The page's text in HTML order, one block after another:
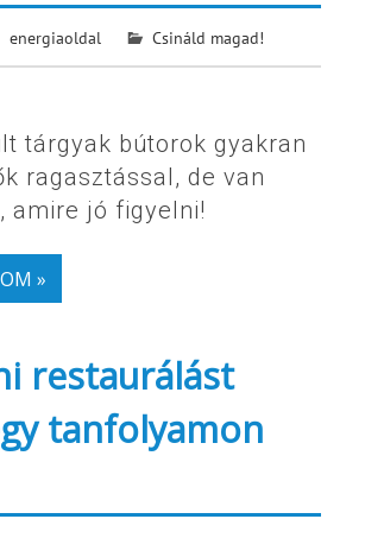
energiaoldal Csináld magad!
tárgyak bútorok gyakran
ragasztással, de van
amire jó figyelni!
»
restaurálást
tanfolyamon